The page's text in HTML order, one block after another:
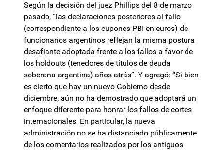
Según la decisión del juez Phillips del 8 de marzo
pasado, “las declaraciones posteriores al fallo
(correspondiente a los cupones PBI en euros) de
funcionarios argentinos reflejan la misma postura
desafiante adoptada frente a los fallos a favor de
los holdouts (tenedores de títulos de deuda
soberana argentina) años atrás”. Y agregó: “Si bien
es cierto que hay un nuevo Gobierno desde
diciembre, aún no ha demostrado que adoptará un
enfoque diferente para honrar los fallos de cortes
internacionales. En particular, la nueva
administración no se ha distanciado públicamente
de los comentarios realizados por los antiguos